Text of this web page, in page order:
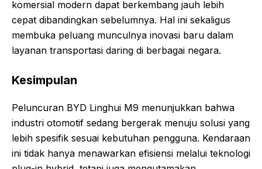
komersial modern dapat berkembang jauh lebih
cepat dibandingkan sebelumnya. Hal ini sekaligus
membuka peluang munculnya inovasi baru dalam
layanan transportasi daring di berbagai negara.
Kesimpulan
Peluncuran BYD Linghui M9 menunjukkan bahwa
industri otomotif sedang bergerak menuju solusi yang
lebih spesifik sesuai kebutuhan pengguna. Kendaraan
ini tidak hanya menawarkan efisiensi melalui teknologi